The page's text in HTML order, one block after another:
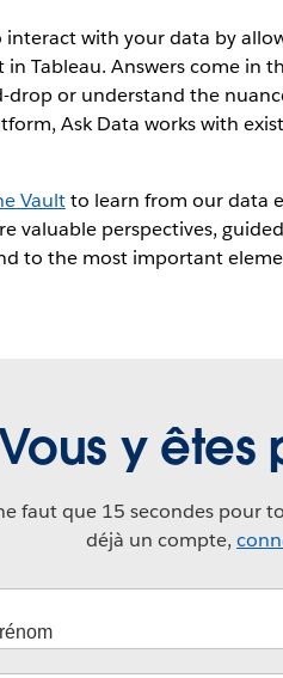
with your data by
Tableau. Answers come in
or understand the
Ask Data works with
Vaultto learn from our data
valuable perspectives,
to the most important
y êtes
faut que 15 secondes pour
déjà un compte,